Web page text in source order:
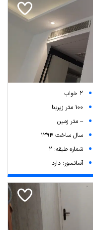
2 خواب
100 متر زیربنا
-- متر زمین
سال ساخت 1394
شماره طبقه: 2
آسانسور: دارد